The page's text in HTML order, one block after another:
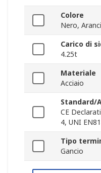
Colore
Nero,
Carico di
4.25t
Materiale
Acciaio
Standard/
CE
4, UNI
Tipo
Gancio